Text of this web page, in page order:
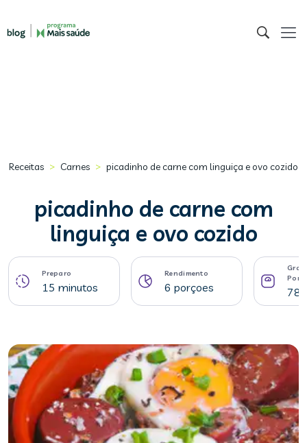
Receitas > Carnes > picadinho de carne com linguiça e ovo cozido
picadinho de carne com
linguiça e ovo cozido
Preparo
15 minutos
Rendimento
6 porçoes 78